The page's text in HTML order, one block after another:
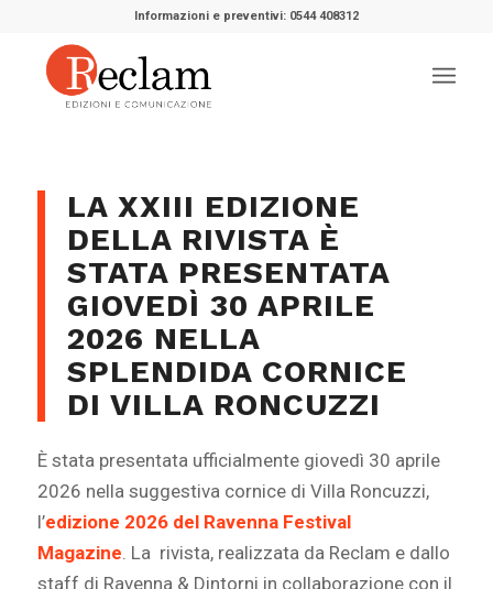
Informazioni e preventivi: 0544 408312
LA XXIII EDIZIONE
DELLA RIVISTA È
STATA PRESENTATA
GIOVEDÌ 30 APRILE
2026 NELLA
SPLENDIDA CORNICE
DI VILLA RONCUZZI
È stata presentata ufficialmente giovedì 30 aprile
2026 nella suggestiva cornice di Villa Roncuzzi,
l’edizione 2026 del Ravenna Festival
Magazine La rivista, realizzata da Reclam e dallo
staff di Ravenna & Dintorni in collaborazione con il